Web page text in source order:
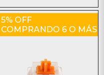
5% OFF
COMPRANDO 6 O MÁS